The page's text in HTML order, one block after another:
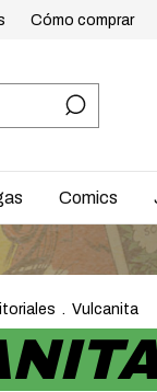
Cómo comprar
Comics
. Vulcanita